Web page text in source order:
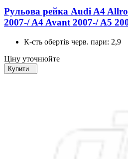
Рульова рейка Audi A4
2007-/ A4 Avant 2007-/ A5
К-сть обертів черв. пари: 2,9
Ціну уточнюйте
Купити